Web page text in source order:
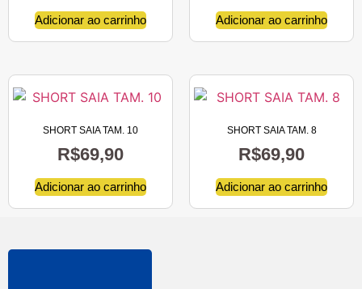
Adicionar ao carrinho Adicionar ao carrinho
SHORT SAIA TAM. 10
R$69,90
Adicionar ao carrinho
SHORT SAIA TAM. 8
R$69,90
Adicionar ao carrinho